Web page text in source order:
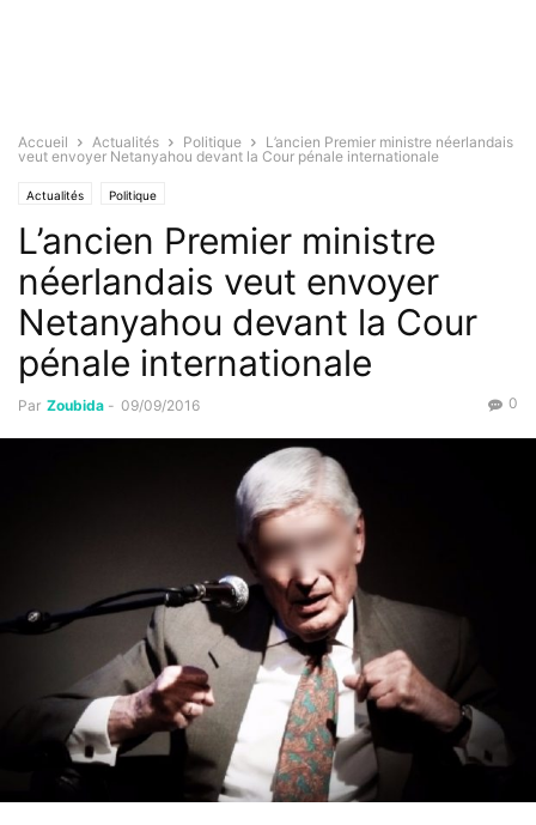
Accueil Actualités Politique
L’ancien Premier ministre néerlandais
veut envoyer Netanyahou devant la Cour pénale internationale
Actualités Politique
L’ancien Premier ministre
néerlandais veut envoyer
Netanyahou devant la Cour
pénale internationale
Par Zoubida - 09/09/2016 0